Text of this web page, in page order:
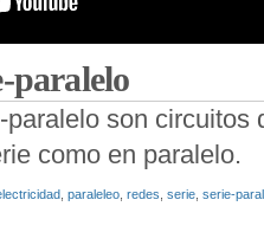
paralelo
son circuitos
como en paralelo.
paraleleo redes serie serie-